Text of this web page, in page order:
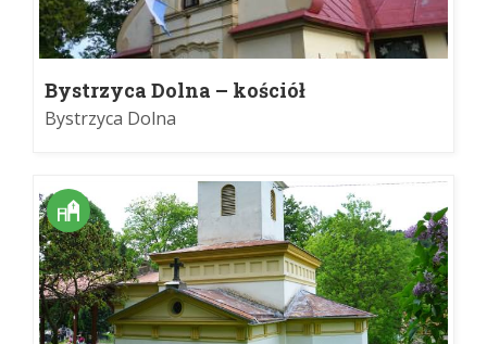
Bystrzyca Dolna – kościół
Bystrzyca Dolna